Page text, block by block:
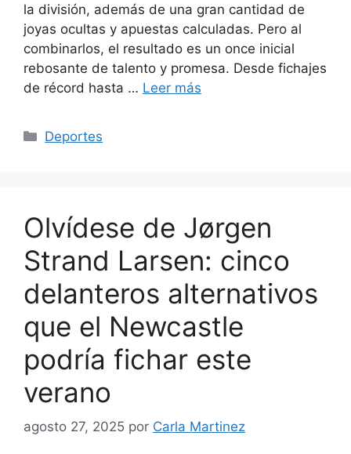
la división, además de una gran cantidad de
joyas ocultas y apuestas calculadas. Pero al
combinarlos, el resultado es un once inicial
rebosante de talento y promesa. Desde fichajes
de récord hasta … Leer más
Categorías
Deportes
Olvídese de Jørgen
Strand Larsen: cinco
delanteros alternativos
que el Newcastle
podría fichar este
verano
agosto 27, 2025 por Carla Martinez